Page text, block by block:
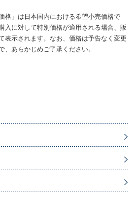
格」は日本国内における希望小売価格で
入に対して特別価格が適用される場合、販
表示されます。なお、価格は予告なく変更
あらかじめご了承ください。